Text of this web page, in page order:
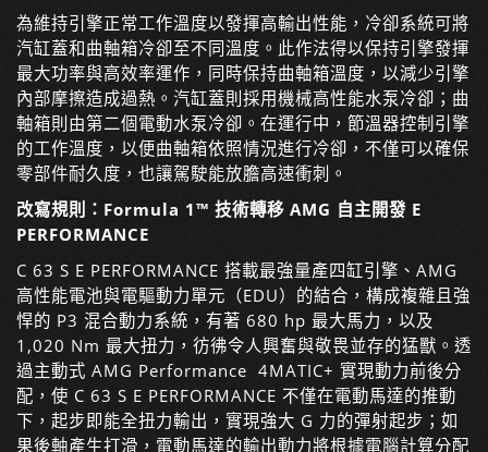
為維持引擎正常工作溫度以發揮高輸出性能，冷卻系統可將
汽缸蓋和曲軸箱冷卻至不同溫度。此作法得以保持引擎發揮
最大功率與高效率運作，同時保持曲軸箱溫度，以減少引擎
內部摩擦造成過熱。汽缸蓋則採用機械高性能水泵冷卻；曲
軸箱則由第二個電動水泵冷卻。在運行中，節溫器控制引擎
的工作溫度，以便曲軸箱依照情況進行冷卻，不僅可以確保
零部件耐久度，也讓駕駛能放膽高速衝刺。
改寫規則：Formula 1™ 技術轉移 AMG 自主開發 E
PERFORMANCE
C 63 S E PERFORMANCE 搭載最強量產四缸引擎、AMG
高性能電池與電驅動力單元（EDU）的結合，構成複雜且強
悍的 P3 混合動力系統，有著 680 hp 最大馬力，以及
1,020 Nm 最大扭力，彷彿令人興奮與敬畏並存的猛獸。透
過主動式 AMG Performance 4MATIC+ 實現動力前後分
配，使 C 63 S E PERFORMANCE 不僅在電動馬達的推動
下，起步即能全扭力輸出，實現強大 G 力的彈射起步；如
果後軸產生打滑，電動馬達的輸出動力將根據電腦計算分配